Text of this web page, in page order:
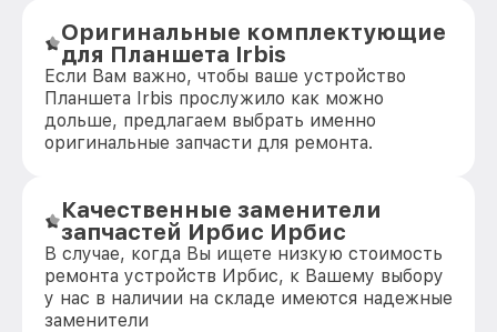
Оригинальные комплектующие
для Планшета Irbis
Если Вам важно, чтобы ваше устройство
Планшета Irbis прослужило как можно
дольше, предлагаем выбрать именно
оригинальные запчасти для ремонта.
Качественные заменители
запчастей Ирбис Ирбис
В случае, когда Вы ищете низкую стоимость
ремонта устройств Ирбис, к Вашему выбору
у нас в наличии на складе имеются надежные
заменители